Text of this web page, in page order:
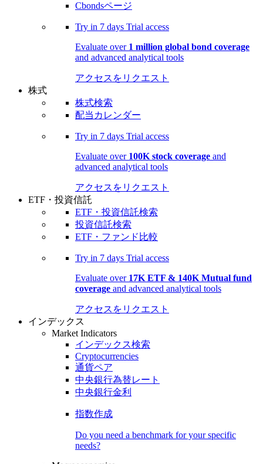
Cbondsページ
Try in 7 days Trial access
Evaluate over 1 million global bond coverage
and advanced analytical tools
アクセスをリクエスト
株式
株式検索
配当カレンダー
Try in 7 days Trial access
Evaluate over 100K stock coverage and
advanced analytical tools
アクセスをリクエスト
ETF・投資信託
ETF・投資信託検索
投資信託検索
ETF・ファンド比較
Try in 7 days Trial access
Evaluate over 17K ETF & 140K Mutual fund
coverage and advanced analytical tools
アクセスをリクエスト
インデックス
Market Indicators
インデックス検索
Cryptocurrencies
通貨ペア
中央銀行為替レート
中央銀行金利
指数作成
Do you need a benchmark for your specific
needs?